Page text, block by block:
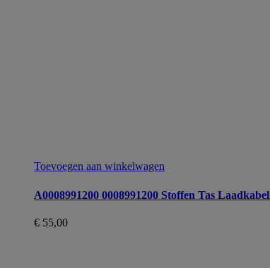
Toevoegen aan winkelwagen
A0008991200 0008991200 Stoffen Tas
€ 55,00